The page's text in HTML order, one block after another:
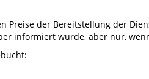
Preise der Bereitstellung der
informiert wurde, aber nur,